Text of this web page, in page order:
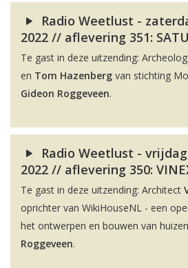
Radio Weetlust -
2022 // aflevering 351:
Te gast in deze uitzending:
en Tom Hazenberg van stichting
Gideon Roggeveen.
Radio Weetlust -
2022 // aflevering 350:
Te gast in deze uitzending: Architect
oprichter van WikiHouseNL - een
het ontwerpen en bouwen van
Roggeveen.